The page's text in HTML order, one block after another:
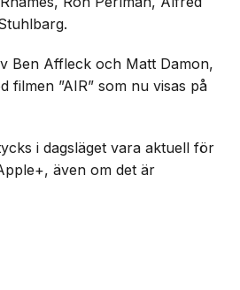
Ben Affleck och Matt Damon,
filmen ”AIR” som nu visas på
i dagsläget vara aktuell för
även om det är